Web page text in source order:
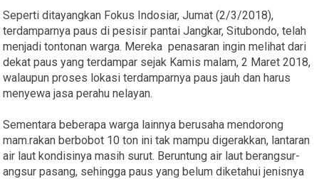
Seperti ditayangkan Fokus Indosiar, Jumat (2/3/2018),
terdamparnya paus di pesisir pantai Jangkar, Situbondo, telah
menjadi tontonan warga. Mereka penasaran ingin melihat dari
dekat paus yang terdampar sejak Kamis malam, 2 Maret 2018,
walaupun proses lokasi terdamparnya paus jauh dan harus
menyewa jasa perahu nelayan.
Sementara beberapa warga lainnya berusaha mendorong
mam.rakan berbobot 10 ton ini tak mampu digerakkan, lantaran
air laut kondisinya masih surut. Beruntung air laut berangsur-
angsur pasang, sehingga paus yang belum diketahui jenisnya